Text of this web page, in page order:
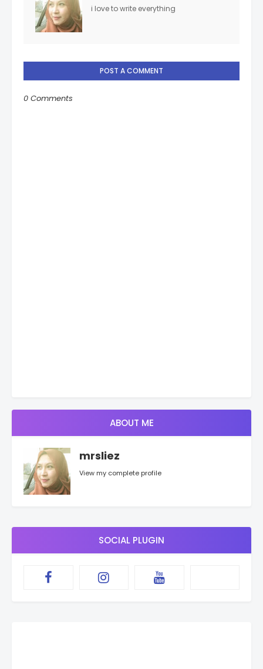
i love to write everything
POST A COMMENT
0 Comments
ABOUT ME
mrsliez
View my complete profile
SOCIAL PLUGIN